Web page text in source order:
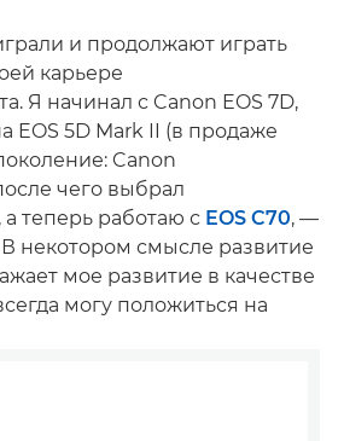
и продолжают играть
карьере
Я начинал с Canon EOS 7D,
EOS 5D Mark II (в продаже
Canon
чего выбрал
, а теперь работаю с EOS C70, —
некотором смысле развитие
мое развитие в качестве
могу положиться на